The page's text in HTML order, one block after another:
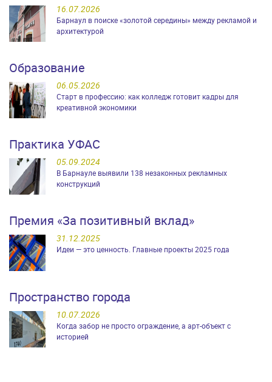
16.07.2026
Барнаул в поиске «золотой середины» между рекламой и
архитектурой
Образование
06.05.2026
Старт в профессию: как колледж готовит кадры для
креативной экономики
Практика УФАС
05.09.2024
В Барнауле выявили 138 незаконных рекламных
конструкций
Премия «За позитивный вклад»
31.12.2025
Идеи — это ценность. Главные проекты 2025 года
Пространство города
10.07.2026
Когда забор не просто ограждение, а арт-объект с
историей